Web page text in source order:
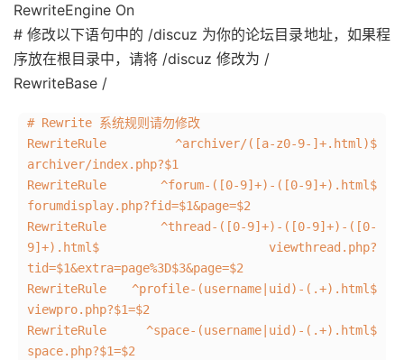
RewriteEngine On
# 修改以下语句中的 /discuz 为你的论坛目录地址，如果程
序放在根目录中，请将 /discuz 修改为 /
RewriteBase /
# Rewrite 系统规则请勿修改
RewriteRule ^archiver/([a-z0-9-]+.html)$
archiver/index.php?$1
RewriteRule ^forum-([0-9]+)-([0-9]+).html$
forumdisplay.php?fid=$1&page=$2
RewriteRule ^thread-([0-9]+)-([0-9]+)-([0-
9]+).html$ viewthread.php?
tid=$1&extra=page%3D$3&page=$2
RewriteRule ^profile-(username|uid)-(.+).html$
viewpro.php?$1=$2
RewriteRule ^space-(username|uid)-(.+).html$
space.php?$1=$2